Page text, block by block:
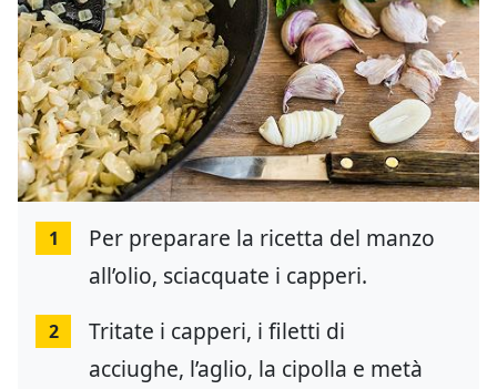
1
Per preparare la ricetta del manzo
all’olio, sciacquate i capperi.
2
Tritate i capperi, i filetti di
acciughe, l’aglio, la cipolla e metà